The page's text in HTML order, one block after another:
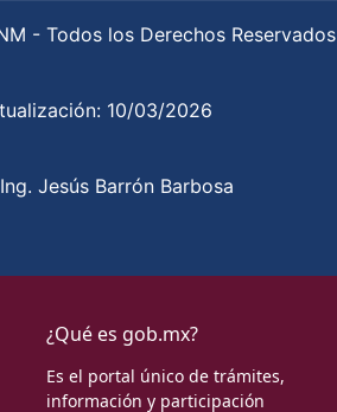
- Todos los Derechos Reservados
10/03/2026
Jesús Barrón Barbosa
¿Qué es gob.mx?
Es el portal único de trámites,
información y participación